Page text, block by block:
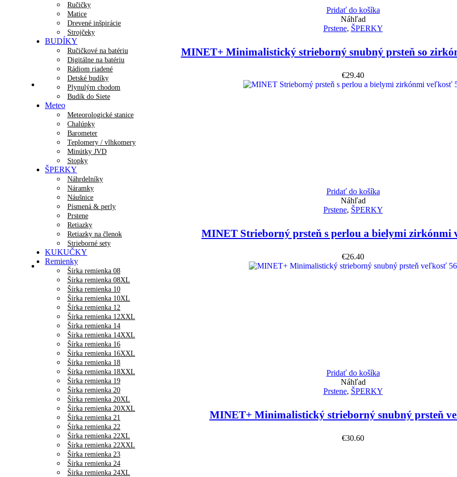
Ručičky
Matice
Drevené inšpirácie
Strojčeky
BUDÍKY
Ručičkové na batériu
Digitálne na batériu
Rádiom riadené
Detské budíky
Plynulým chodom
Budík do Siete
Meteo
Meteorologické stanice
Chalúpky
Barometer
Teplomery / vlhkomery
Minútky JVD
Stopky
ŠPERKY
Náhrdelníky
Náramky
Náušnice
Písmená & perly
Prstene
Retiazky
Retiazky na členok
Strieborné sety
KUKUČKY
Remienky
Šírka remienka 08
Šírka remienka 08XL
Šírka remienka 10
Šírka remienka 10XL
Šírka remienka 12
Šírka remienka 12XXL
Šírka remienka 14
Šírka remienka 14XXL
Šírka remienka 16
Šírka remienka 16XXL
Šírka remienka 18
Šírka remienka 18XXL
Šírka remienka 19
Šírka remienka 20
Šírka remienka 20XL
Šírka remienka 20XXL
Šírka remienka 21
Šírka remienka 22
Šírka remienka 22XL
Šírka remienka 22XXL
Šírka remienka 23
Šírka remienka 24
Šírka remienka 24XL
Pridať do košíka
Náhľad
Prstene, ŠPERKY
MINET+ Minimalistický strieborný snubný prsteň so
€29.40
Pridať do košíka
Náhľad
Prstene, ŠPERKY
MINET Strieborný prsteň s perlou a bielymi zirkónmi
€26.40
Pridať do košíka
Náhľad
Prstene, ŠPERKY
MINET+ Minimalistický strieborný snubný prsteň
€30.60